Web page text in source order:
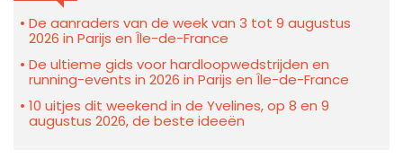
De aanraders van de week van 3 tot 9 augustus
2026 in Parijs en Île-de-France
De ultieme gids voor hardloopwedstrijden en
running-events in 2026 in Parijs en Île-de-France
10 uitjes dit weekend in de Yvelines, op 8 en 9
augustus 2026, de beste ideeën